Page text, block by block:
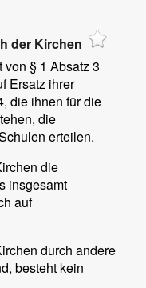
der Kirchen
§ 1 Absatz 3
Ersatz ihrer
die ihnen für die
die
erteilen.
die
insgesamt
auf
durch andere
besteht kein